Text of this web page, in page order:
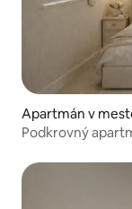
Apartmán v
Podkrovný